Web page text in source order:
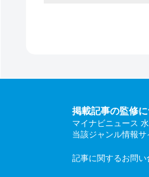
掲載記事の監修
マイナビニュース
当該ジャンル情報サ
記事に関するお問い